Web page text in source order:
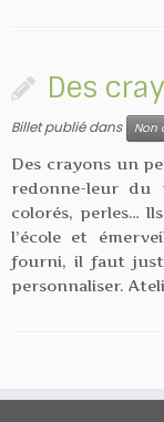
Des
Billet publié dans Non
Des crayons un
redonne-leur du
colorés, perles…
l’école et
fourni, il faut
personnaliser.